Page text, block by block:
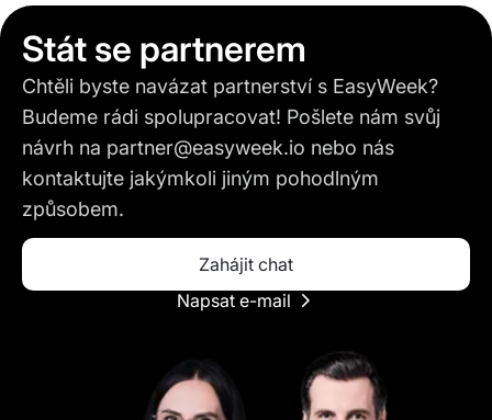
Stát se partnerem
Chtěli byste navázat partnerství s EasyWeek?
Budeme rádi spolupracovat! Pošlete nám svůj
návrh na partner@easyweek.io nebo nás
kontaktujte jakýmkoli jiným pohodlným
způsobem.
Zahájit chat
Napsat e-mail